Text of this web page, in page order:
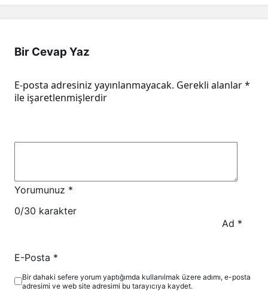
Bir Cevap Yaz
E-posta adresiniz yayınlanmayacak. Gerekli alanlar*
ile işaretlenmişlerdir
Yorumunuz *
0/30 karakter
Ad *
E-Posta *
Bir dahaki sefere yorum yaptığımda kullanılmak üzere adımı, e-posta
adresimi ve web site adresimi bu tarayıcıya kaydet.